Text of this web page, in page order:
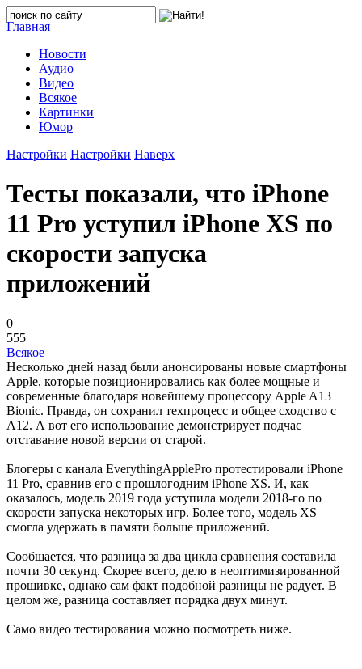
Главная
Новости
Аудио
Видео
Всякое
Картинки
Юмор
Настройки Настройки Наверх
Тесты показали, что iPhone
11 Pro уступил iPhone XS по
скорости запуска
приложений
0
555
Всякое
Несколько дней назад были анонсированы новые смартфоны
Apple, которые позиционировались как более мощные и
современные благодаря новейшему процессору Apple A13
Bionic. Правда, он сохранил техпроцесс и общее сходство с
A12. А вот его использование демонстрирует подчас
отставание новой версии от старой.
Блогеры с канала EverythingApplePro протестировали iPhone
11 Pro, сравнив его с прошлогодним iPhone XS. И, как
оказалось, модель 2019 года уступила модели 2018-го по
скорости запуска некоторых игр. Более того, модель XS
смогла удержать в памяти больше приложений.
Сообщается, что разница за два цикла сравнения составила
почти 30 секунд. Скорее всего, дело в неоптимизированной
прошивке, однако сам факт подобной разницы не радует. В
целом же, разница составляет порядка двух минут.
Само видео тестирования можно посмотреть ниже.